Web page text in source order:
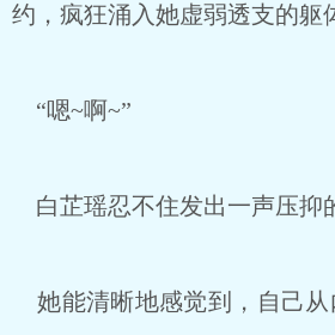
约，疯狂涌入她虚弱透支的躯
“嗯~啊~”
白芷瑶忍不住发出一声压抑
她能清晰地感觉到，自己从